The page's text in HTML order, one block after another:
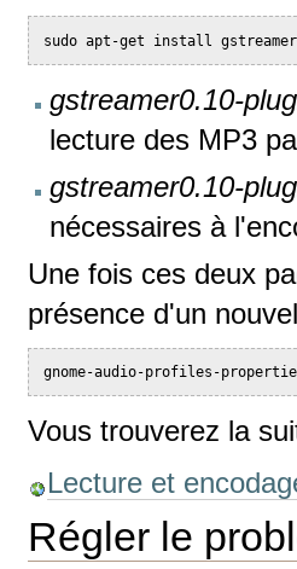
sudo apt-get install
gstreamer0.10-
lecture des MP3
gstreamer0.10-
nécessaires à
Une fois ces deux
présence d'un
gnome-audio-profiles-
Vous trouverez la
Lecture et
Régler le